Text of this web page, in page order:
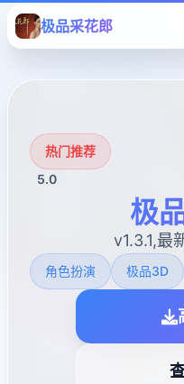
极品采花郎
热门推荐
5.0
极
v1.3.1,最
角色扮演 极品3D